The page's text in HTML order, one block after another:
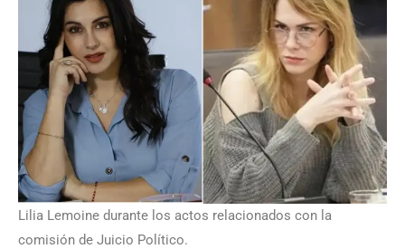
Lilia Lemoine durante los actos relacionados con la
comisión de Juicio Político.